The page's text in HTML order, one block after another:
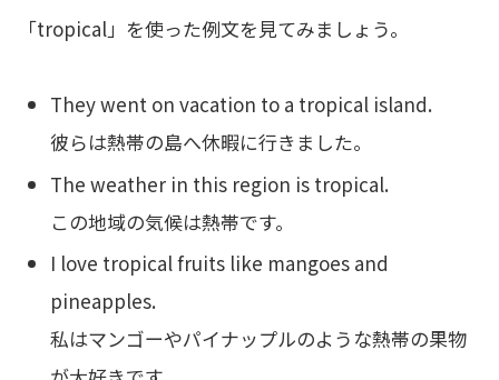
「tropical」を使った例文を見てみましょう。
They went on vacation to a tropical island.
彼らは熱帯の島へ休暇に行きました。
The weather in this region is tropical.
この地域の気候は熱帯です。
I love tropical fruits like mangoes and
pineapples.
私はマンゴーやパイナップルのような熱帯の果物